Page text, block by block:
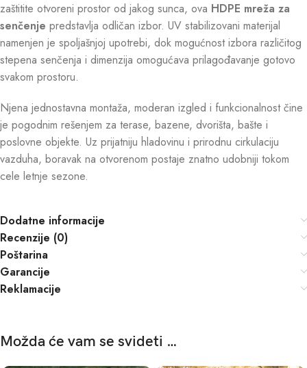
zaštitite otvoreni prostor od jakog sunca, ova HDPE mreža za
senčenje predstavlja odličan izbor. UV stabilizovani materijal
namenjen je spoljašnjoj upotrebi, dok mogućnost izbora različitog
stepena senčenja i dimenzija omogućava prilagođavanje gotovo
svakom prostoru.
Njena jednostavna montaža, moderan izgled i funkcionalnost čine
je pogodnim rešenjem za terase, bazene, dvorišta, bašte i
poslovne objekte. Uz prijatniju hladovinu i prirodnu cirkulaciju
vazduha, boravak na otvorenom postaje znatno udobniji tokom
cele letnje sezone.
Dodatne informacije
Recenzije (0)
Poštarina
Garancije
Reklamacije
Možda će vam se svideti …